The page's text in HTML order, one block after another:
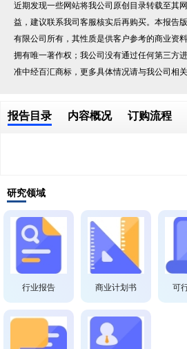
近期发现一些网站将我公司原创目录转载至其
益，建议联系我司客服核实后再购买。本报告
有限公司所有，其性质是供客户参考的商业资
拥有唯一著作权；我公司没有通过任何第三方
准中经百汇商标，更多具体情况请与我公司相关
报告目录 内容概况 订购流程
研究领域
行业报告 商业计划书 可